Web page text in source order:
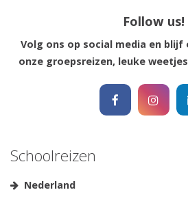
Follow us!
Volg ons op social media en blijf
onze groepsreizen, leuke
Schoolreizen
Nederland